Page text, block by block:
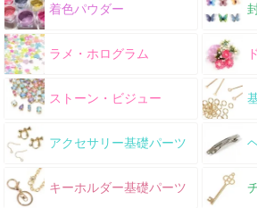
着色パウダー
ラメ・ホログラム
ストーン・ビジュー
アクセサリー基礎パーツ
キーホルダー基礎パーツ